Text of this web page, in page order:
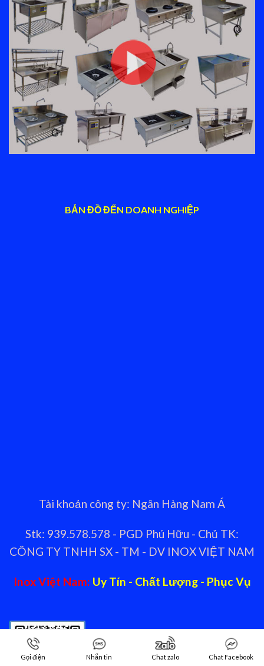
BẢN ĐỒ ĐẾN DOANH NGHIỆP
Tài khoản công ty: Ngân Hàng Nam Á
Stk: 939.578.578 - PGD Phú Hữu - Chủ TK:
CÔNG TY TNHH SX - TM - DV INOX VIỆT NAM
Inox Việt Nam: Uy Tín - Chất Lượng - Phục Vụ
Gọi điện Nhắn tin Chat zalo Chat Facebook